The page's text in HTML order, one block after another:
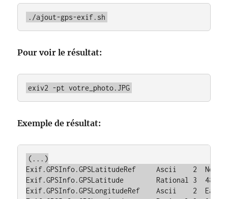
./ajout-gps-exif.sh
Pour voir le résultat:
exiv2 -pt votre_photo.JPG
Exemple de résultat:
(...)
Exif.GPSInfo.GPSLatitudeRef     Ascii    2  North
Exif.GPSInfo.GPSLatitude        Rational 3
Exif.GPSInfo.GPSLongitudeRef    Ascii    2  East